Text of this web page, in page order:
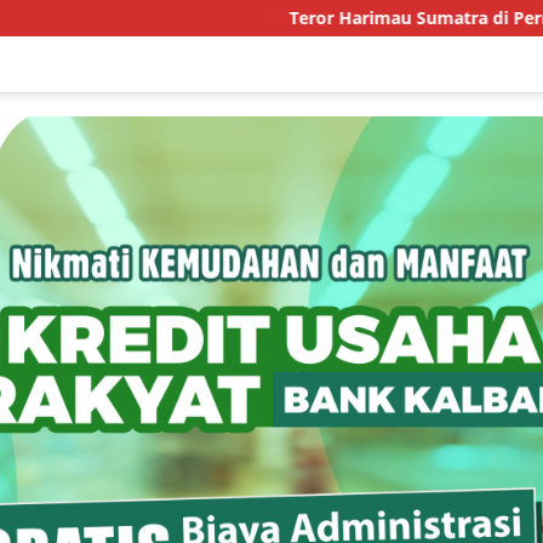
Teror Harimau Sumatra di Permukiman Aceh